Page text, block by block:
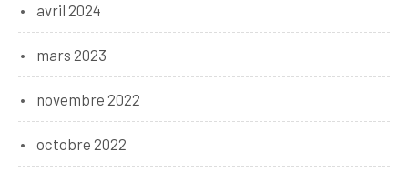
avril 2024
mars 2023
novembre 2022
octobre 2022